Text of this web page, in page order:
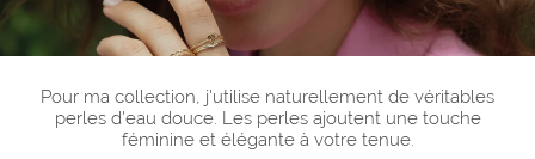
Pour ma collection, j'utilise naturellement de véritables
perles d'eau douce. Les perles ajoutent une touche
féminine et élégante à votre tenue.